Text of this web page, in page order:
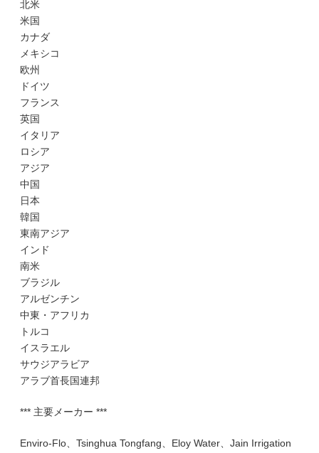
北米
米国
カナダ
メキシコ
欧州
ドイツ
フランス
英国
イタリア
ロシア
アジア
中国
日本
韓国
東南アジア
インド
南米
ブラジル
アルゼンチン
中東・アフリカ
トルコ
イスラエル
サウジアラビア
アラブ首長国連邦
*** 主要メーカー ***
Enviro-Flo、Tsinghua Tongfang、Eloy Water、Jain Irrigation